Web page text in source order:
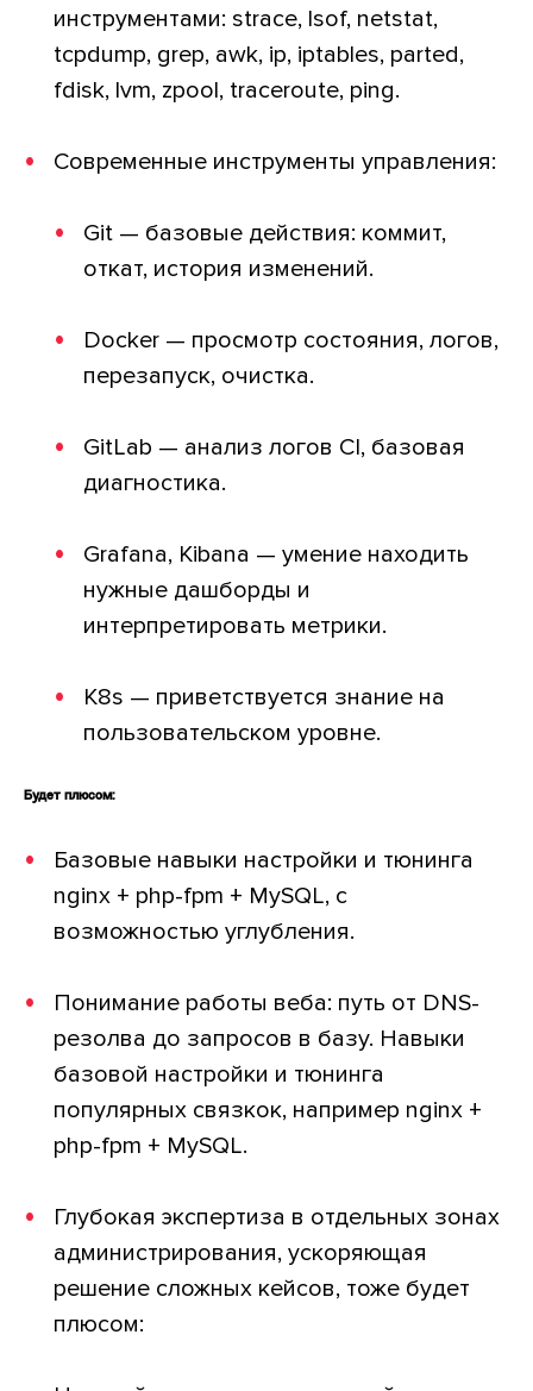
инструментами: strace, lsof, netstat,
tcpdump, grep, awk, ip, iptables, parted,
fdisk, lvm, zpool, traceroute, ping.
Современные инструменты управления:
Git — базовые действия: коммит,
откат, история изменений.
Docker — просмотр состояния, логов,
перезапуск, очистка.
GitLab — анализ логов CI, базовая
диагностика.
Grafana, Kibana — умение находить
нужные дашборды и
интерпретировать метрики.
K8s — приветствуется знание на
пользовательском уровне.
Будет плюсом:
Базовые навыки настройки и тюнинга
nginx + php-fpm + MySQL, с
возможностью углубления.
Понимание работы веба: путь от DNS-
резолва до запросов в базу. Навыки
базовой настройки и тюнинга
популярных связкок, например nginx +
php-fpm + MySQL.
Глубокая экспертиза в отдельных зонах
администрирования, ускоряющая
решение сложных кейсов, тоже будет
плюсом: